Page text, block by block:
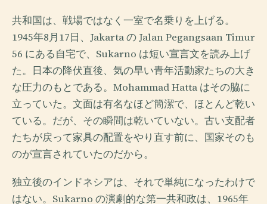
共和国は、戦場ではなく一室で名乗りを上げる。
1945年8月17日、Jakarta の Jalan Pegangsaan Timur
56 にある自宅で、Sukarno は短い宣言文を読み上げ
た。日本の降伏直後、気の早い青年活動家たちの大き
な圧力のもとである。Mohammad Hatta はその脇に
立っていた。文面は有名なほど簡潔で、ほとんど乾い
ている。だが、その瞬間は乾いていない。古い支配者
たちが戻って家具の配置をやり直す前に、国家そのも
のが宣言されていたのだから。
独立後のインドネシアは、それで単純になったわけで
はない。Sukarno の演劇的な第一共和政は、1965年